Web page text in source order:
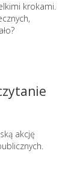
krokami.
akcję